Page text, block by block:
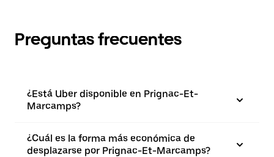
Preguntas frecuentes
¿Está Uber disponible en Prignac-Et-
Marcamps?
¿Cuál es la forma más económica de
desplazarse por Prignac-Et-Marcamps?